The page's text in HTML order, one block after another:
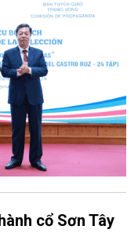
Castro Ruz” gồm 24
cổ Sơn Tây